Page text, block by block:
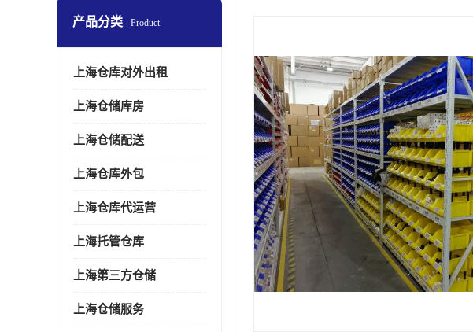
产品分类 Product
上海仓库对外出租
上海仓储库房
上海仓储配送
上海仓库外包
上海仓库代运营
上海托管仓库
上海第三方仓储
上海仓储服务